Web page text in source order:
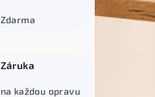
Zdarma
Záruka
na každou opravu